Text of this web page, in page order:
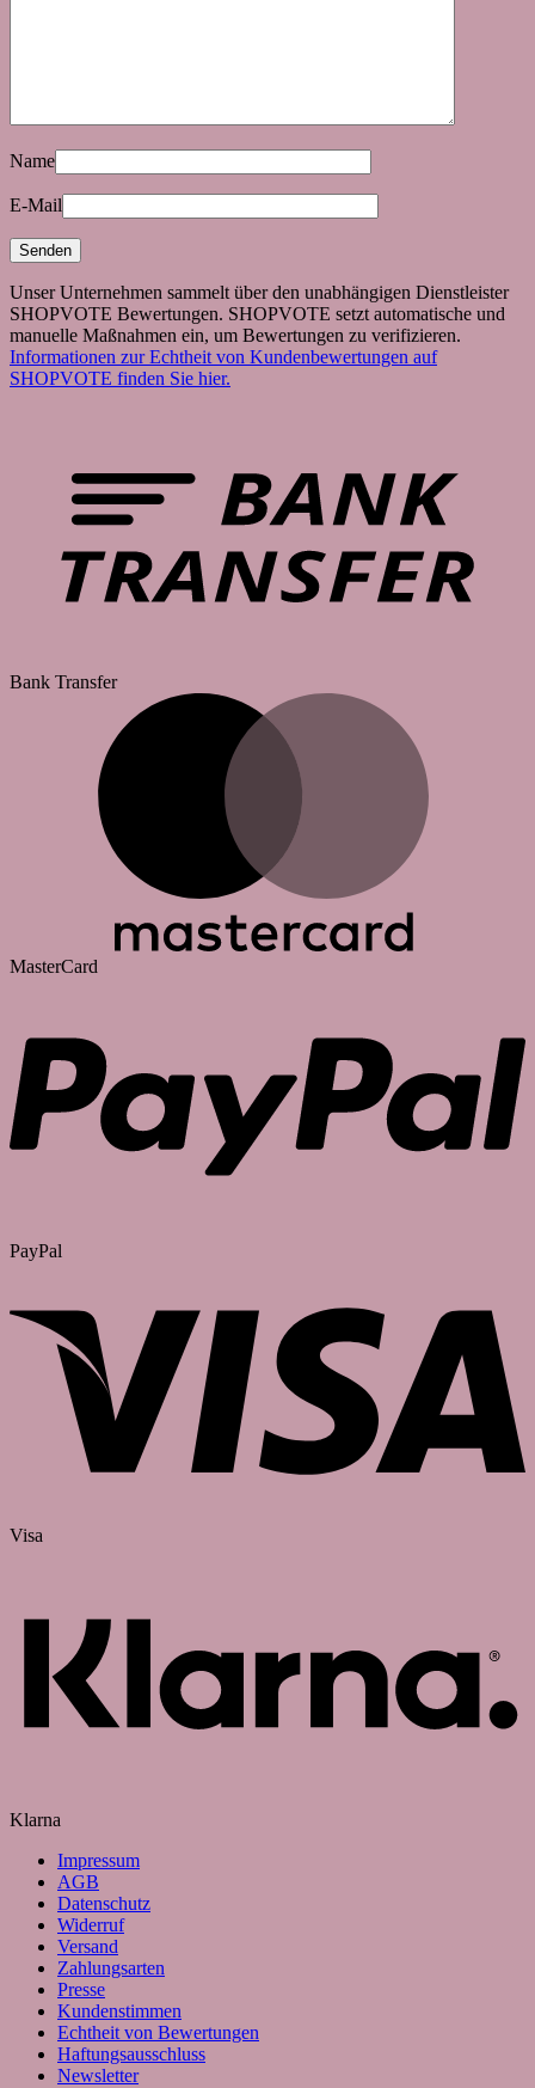
Name
E-Mail
Unser Unternehmen sammelt über den unabhängigen Dienstleister
SHOPVOTE Bewertungen. SHOPVOTE setzt automatische und
manuelle Maßnahmen ein, um Bewertungen zu verifizieren.
Informationen zur Echtheit von Kundenbewertungen auf
SHOPVOTE finden Sie hier.
Bank Transfer
MasterCard
PayPal
Visa
Klarna
Impressum
AGB
Datenschutz
Widerruf
Versand
Zahlungsarten
Presse
Kundenstimmen
Echtheit von Bewertungen
Haftungsausschluss
Newsletter